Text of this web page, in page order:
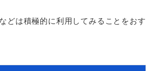
どは積極的に利用してみることをおす